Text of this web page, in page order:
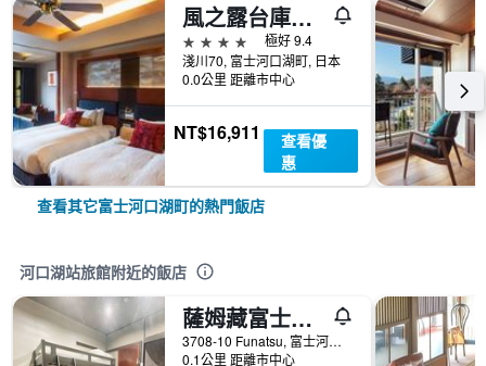
風之露台庫庫納飯店
4星級
極好 9.4
淺川70, 富士河口湖町, 日本
0.0公里 距離市中心
NT$16,911
查看優
惠
查看其它富士河口湖町的熱門飯店
河口湖站旅館附近的飯店
薩姆藏富士山旅館
3708-10 Funatsu, 富士河口湖町, 日本
0.1公里 距離市中心